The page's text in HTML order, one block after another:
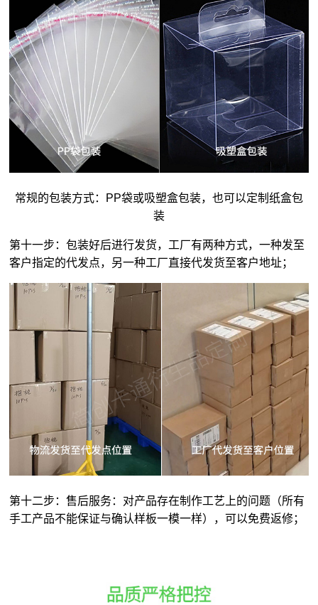
常规的包装方式：PP袋或吸塑盒包装，也可以定制纸盒包
装
第十一步：包装好后进行发货，工厂有两种方式，一种发至
客户指定的代发点，另一种工厂直接代发货至客户地址；
第十二步：售后服务：对产品存在制作工艺上的问题（所有
手工产品不能保证与确认样板一模一样），可以免费返修；